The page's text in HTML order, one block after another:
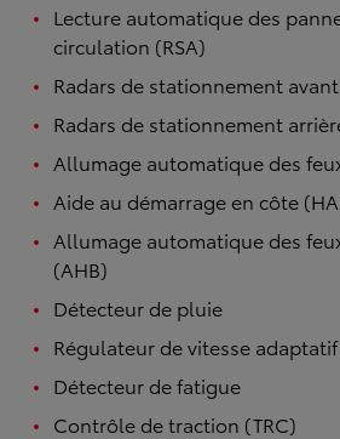
Lecture automatique des
circulation (RSA)
Radars de stationnement avant
Radars de stationnement
Allumage automatique des
Aide au démarrage en côte
Allumage automatique des
(AHB)
Détecteur de pluie
Régulateur de vitesse adaptatif
Détecteur de fatigue
Contrôle de traction (TRC)